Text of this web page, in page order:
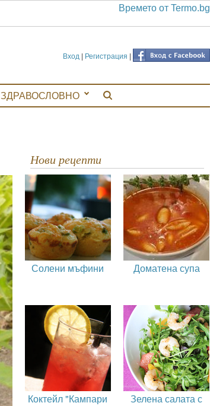
Времето от Termo.bg
Вход | Регистрация |
ЗДРАВОСЛОВНО
Нови рецепти
Солени мъфини Доматена супа
Коктейл "Кампари
Зелена салата с